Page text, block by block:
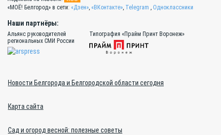
«МОЁ! Белгород» в сети: «Дзен», «ВКонтакте», Telegram , Одноклассники
Наши партнёры:
Альянс руководителей
региональных СМИ России
Типография «Прайм Принт Воронеж»
Новости Белгорода и Белгородской области сегодня
Карта сайта
Сад и огород весной: полезные советы